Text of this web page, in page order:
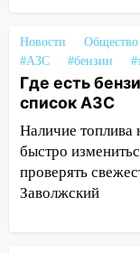
15:27
капремонт
15:08
В
проверки
пешеходных
14:40 На
запретили
Новости Общество
#АЗС
#бензин
Где есть
список АЗС
Наличие топлива
быстро
проверять
Заволжский